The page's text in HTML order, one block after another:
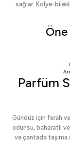
sağlar. Kolye-
Öne
Parfüm
Gündüz için ferah
odunsu, baharatlı
ve çantada taşıma